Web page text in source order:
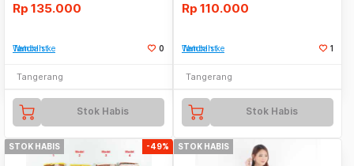
Rp 135.000
Tambah ke Watchlist 0
Tangerang
Stok Habis
Rp 110.000
Tambah ke Watchlist 1
Tangerang
Stok Habis
STOK HABIS -49% STOK HABIS